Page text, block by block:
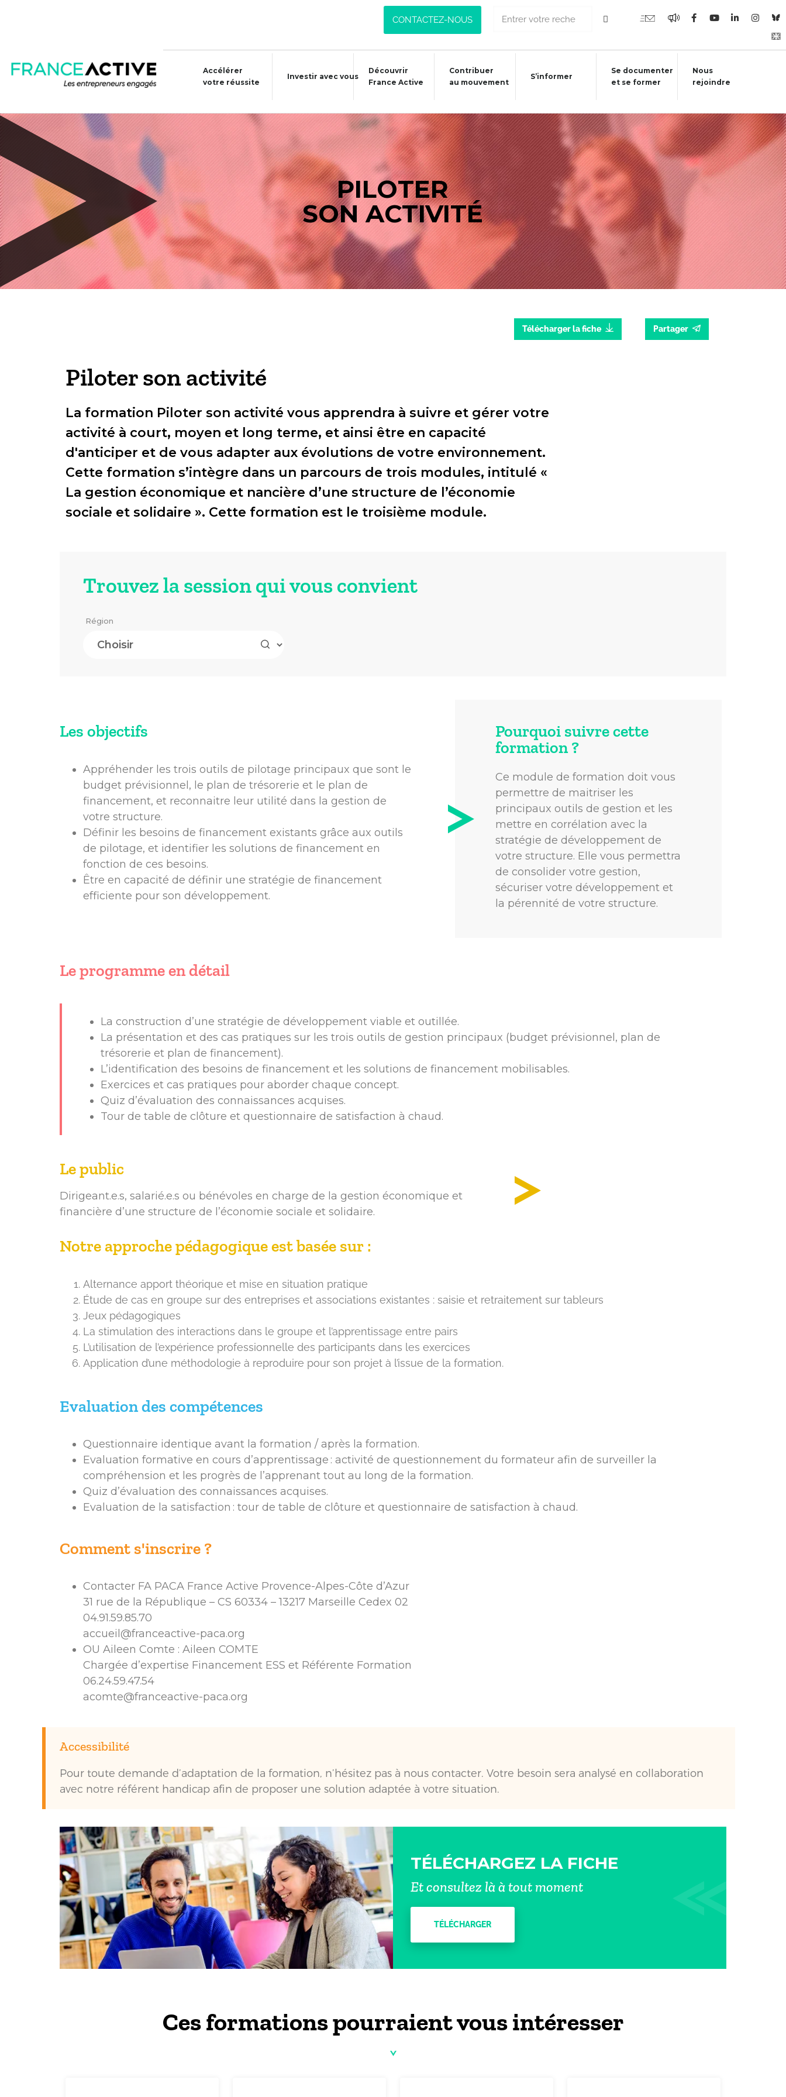
CONTACTEZ-NOUS
Accélérer
votre réussite
Investir avec vous
Découvrir
France Active
Contribuer
au mouvement
S’informer
Se documenter
et se former
Nous
rejoindre
PILOTER
SON ACTIVITÉ
Télécharger la fiche Partager
Piloter son activité
La formation Piloter son activité vous apprendra à suivre et gérer votre
activité à court, moyen et long terme, et ainsi être en capacité
d'anticiper et de vous adapter aux évolutions de votre environnement.
Cette formation s’intègre dans un parcours de trois modules, intitulé «
La gestion économique et nancière d’une structure de l’économie
sociale et solidaire ». Cette formation est le troisième module.
Trouvez la session qui vous convient
Région
Les objectifs
Appréhender les trois outils de pilotage principaux que sont le
budget prévisionnel, le plan de trésorerie et le plan de
financement, et reconnaitre leur utilité dans la gestion de
votre structure.
Définir les besoins de financement existants grâce aux outils
de pilotage, et identifier les solutions de financement en
fonction de ces besoins.
Être en capacité de définir une stratégie de financement
efficiente pour son développement.
Pourquoi suivre cette
formation ?
Ce module de formation doit vous
permettre de maitriser les
principaux outils de gestion et les
mettre en corrélation avec la
stratégie de développement de
votre structure. Elle vous permettra
de consolider votre gestion,
sécuriser votre développement et
la pérennité de votre structure.
Le programme en détail
La construction d’une stratégie de développement viable et outillée.
La présentation et des cas pratiques sur les trois outils de gestion principaux (budget prévisionnel, plan de
trésorerie et plan de financement).
L’identification des besoins de financement et les solutions de financement mobilisables.
Exercices et cas pratiques pour aborder chaque concept.
Quiz d’évaluation des connaissances acquises.
Tour de table de clôture et questionnaire de satisfaction à chaud.
Le public
Dirigeant.e.s, salarié.e.s ou bénévoles en charge de la gestion économique et
financière d’une structure de l’économie sociale et solidaire.
Notre approche pédagogique est basée sur :
Alternance apport théorique et mise en situation pratique
Étude de cas en groupe sur des entreprises et associations existantes : saisie et retraitement sur tableurs
Jeux pédagogiques
La stimulation des interactions dans le groupe et l’apprentissage entre pairs
L’utilisation de l’expérience professionnelle des participants dans les exercices
Application d’une méthodologie à reproduire pour son projet à l’issue de la formation.
Evaluation des compétences
Questionnaire identique avant la formation / après la formation.
Evaluation formative en cours d’apprentissage : activité de questionnement du formateur afin de surveiller la
compréhension et les progrès de l’apprenant tout au long de la formation.
Quiz d’évaluation des connaissances acquises.
Evaluation de la satisfaction : tour de table de clôture et questionnaire de satisfaction à chaud.
Comment s'inscrire ?
Contacter FA PACA France Active Provence-Alpes-Côte d’Azur
31 rue de la République – CS 60334 – 13217 Marseille Cedex 02
04.91.59.85.70
accueil@franceactive-paca.org
OU Aileen Comte : Aileen COMTE
Chargée d’expertise Financement ESS et Référente Formation
06.24.59.47.54
acomte@franceactive-paca.org
Accessibilité
Pour toute demande d’adaptation de la formation, n’hésitez pas à nous contacter. Votre besoin sera analysé en collaboration
avec notre référent handicap afin de proposer une solution adaptée à votre situation.
TÉLÉCHARGEZ LA FICHE
Et consultez là à tout moment
TÉLÉCHARGER
Ces formations pourraient vous intéresser